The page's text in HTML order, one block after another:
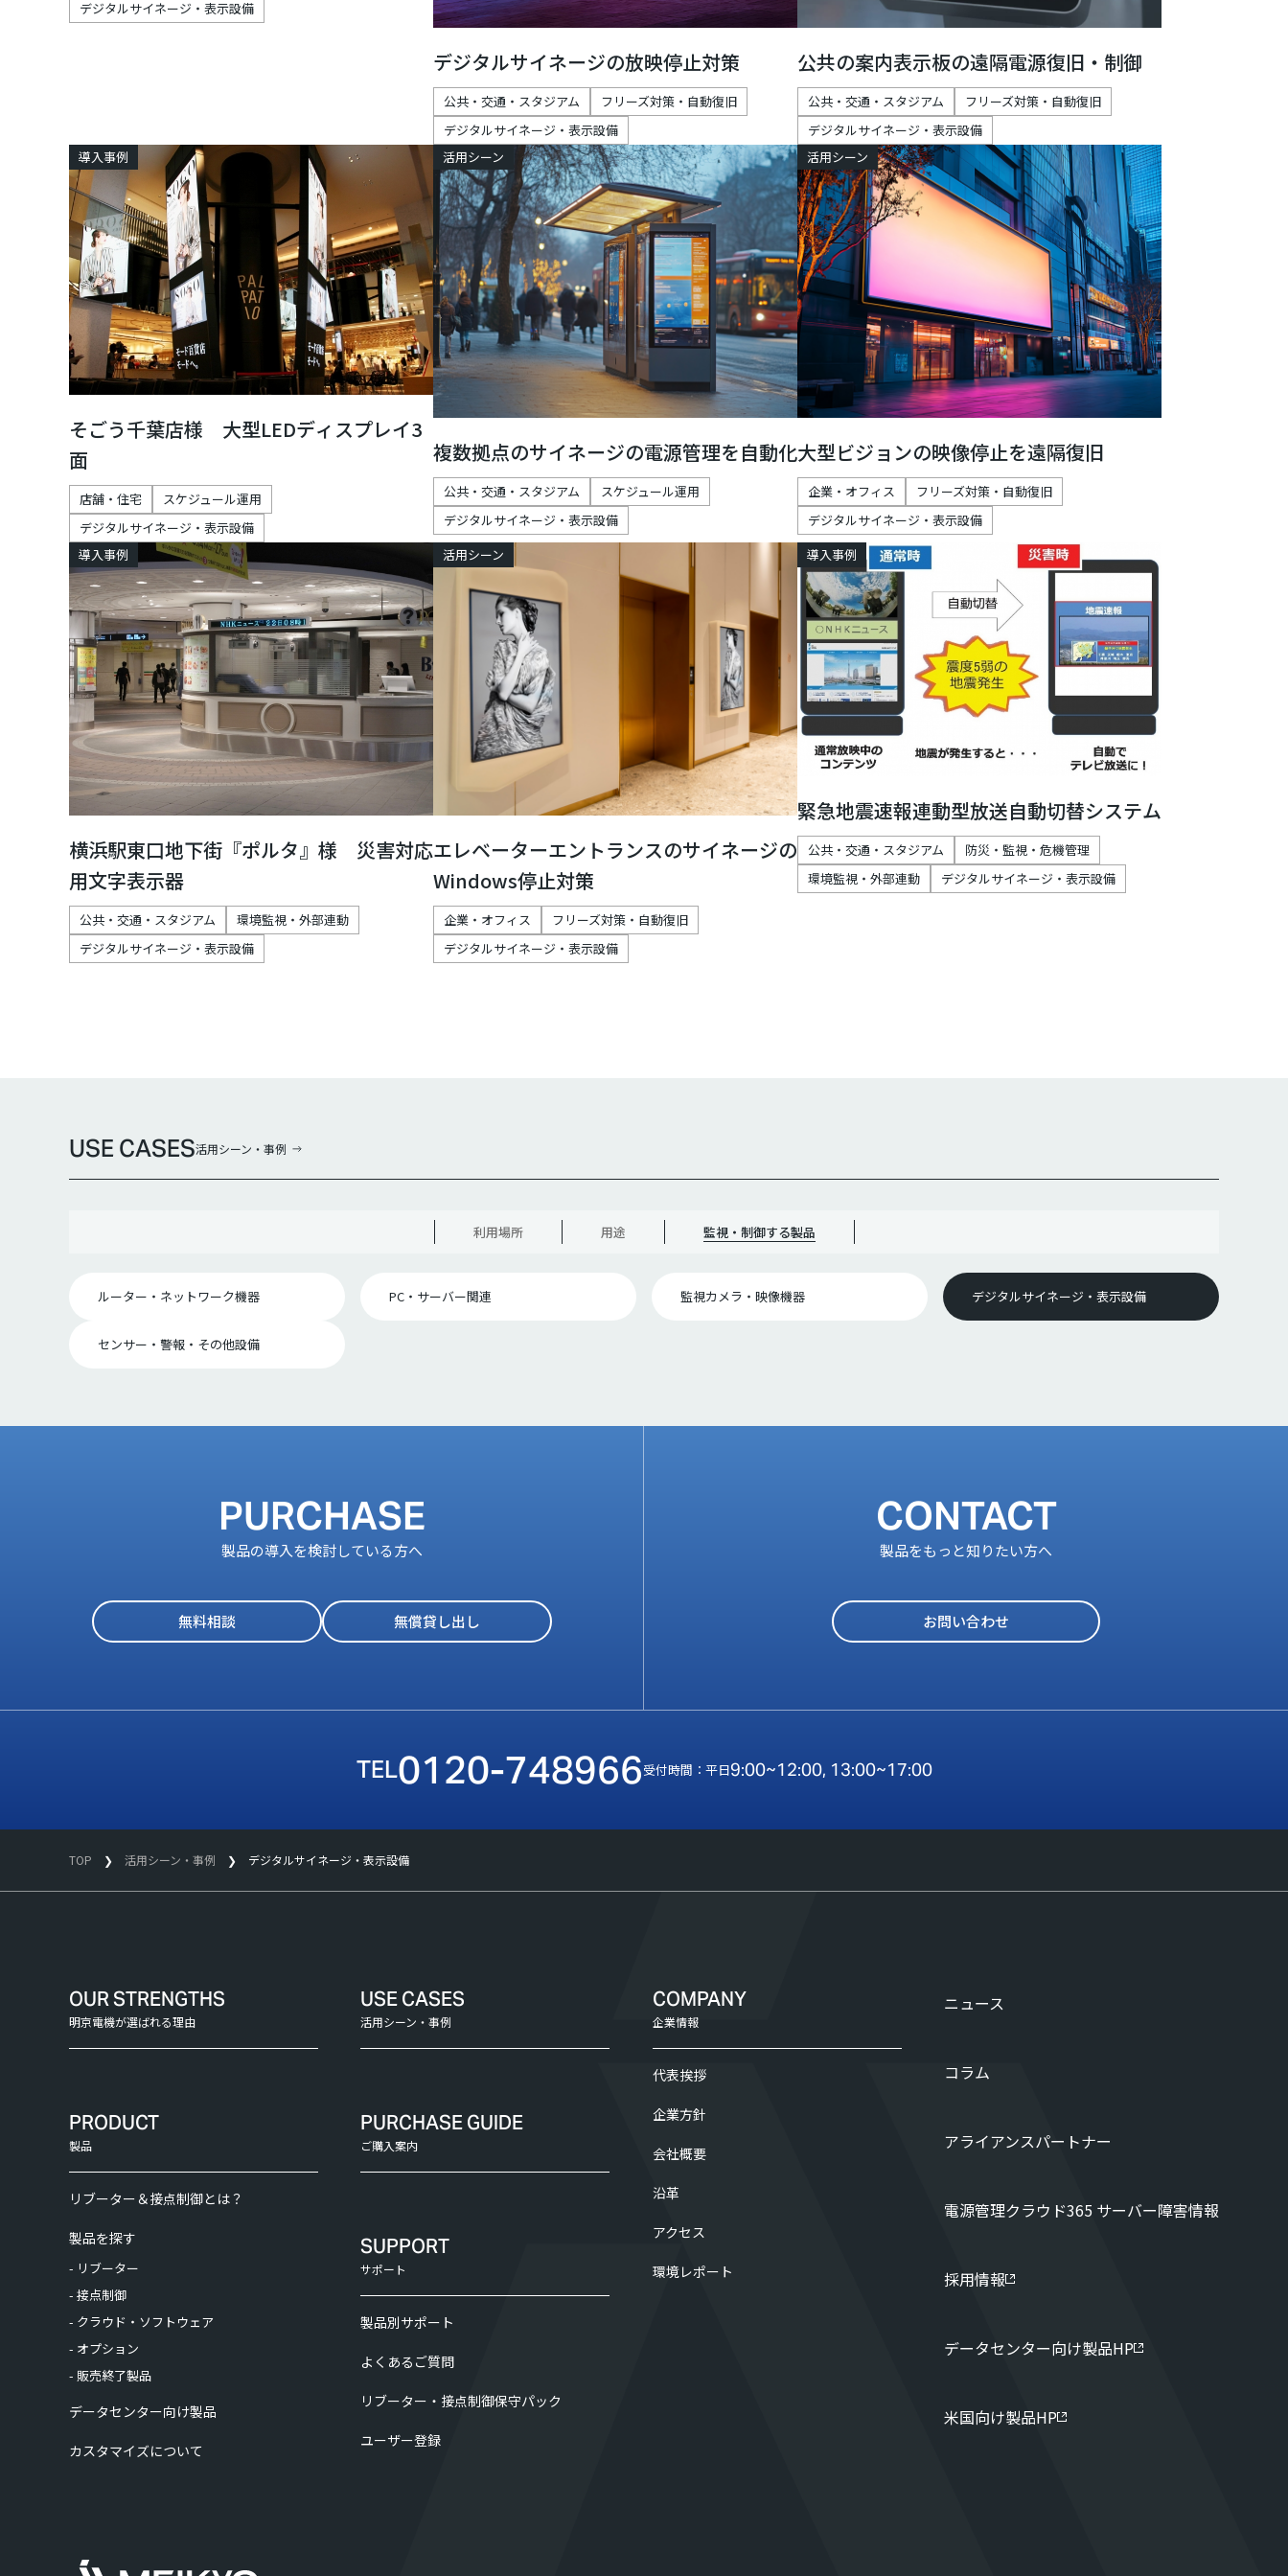
デジタルサイネージ・表示設備
デジタルサイネージの放映停止対策
公共・交通・スタジアム
フリーズ対策・自動復旧
デジタルサイネージ・表示設備
公共の案内表示板の遠隔電源復旧・制御
公共・交通・スタジアム
フリーズ対策・自動復旧
デジタルサイネージ・表示設備
導入事例
そごう千葉店様 大型LEDディスプレイ3
面
店舗・住宅
スケジュール運用
デジタルサイネージ・表示設備
活用シーン
複数拠点のサイネージの電源管理を自動化
公共・交通・スタジアム
スケジュール運用
デジタルサイネージ・表示設備
活用シーン
大型ビジョンの映像停止を遠隔復旧
企業・オフィス
フリーズ対策・自動復旧
デジタルサイネージ・表示設備
導入事例
横浜駅東口地下街『ポルタ』様 災害対応
用文字表示器
公共・交通・スタジアム
環境監視・外部連動
デジタルサイネージ・表示設備
活用シーン
エレベーターエントランスのサイネージの
Windows停止対策
企業・オフィス
フリーズ対策・自動復旧
デジタルサイネージ・表示設備
導入事例
緊急地震速報連動型放送自動切替システム
公共・交通・スタジアム
防災・監視・危機管理
環境監視・外部連動
デジタルサイネージ・表示設備
USE CASES活用シーン・事例
利用場所 用途 監視・制御する製品
ルーター・ネットワーク機器 PC・サーバー関連 監視カメラ・映像機器 デジタルサイネージ・表示設備
センサー・警報・その他設備
PURCHASE
製品の導入を検討している方へ
無料相談 無償貸し出し
CONTACT
製品をもっと知りたい方へ
お問い合わせ
0120-748966受付時間：平日9:00~12:00, 13:00~17:00
TOP 活用シーン・事例 デジタルサイネージ・表示設備
OUR STRENGTHS
明京電機が選ばれる理由
PRODUCT
製品
リブーター＆接点制御とは？
製品を探す
- リブーター
- 接点制御
- クラウド・ソフトウェア
- オプション
- 販売終了製品
データセンター向け製品
カスタマイズについて
USE CASES
活用シーン・事例
PURCHASE GUIDE
ご購入案内
SUPPORT
サポート
製品別サポート
よくあるご質問
リブーター・接点制御保守パック
ユーザー登録
COMPANY
企業情報
代表挨拶
企業方針
会社概要
沿革
アクセス
環境レポート
ニュース
コラム
アライアンスパートナー
電源管理クラウド365 サーバー障害情報
採用情報
データセンター向け製品HP
米国向け製品HP